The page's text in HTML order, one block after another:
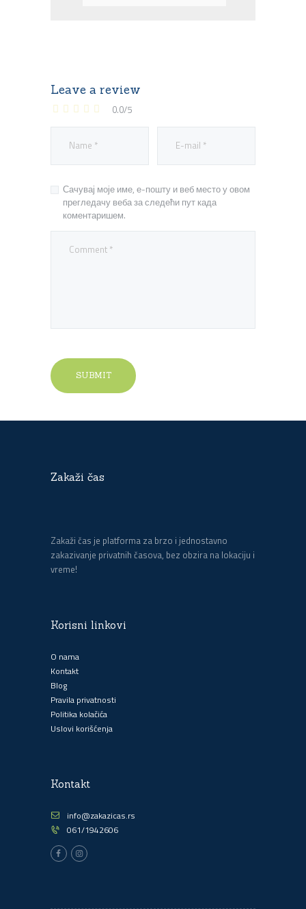
Leave a review
0.0/5
Сачувај моје име, е-пошту и веб место у овом
прегледачу веба за следећи пут када
коментаришем.
Zakaži čas
Zakaži čas je platforma za brzo i jednostavno
zakazivanje privatnih časova, bez obzira na lokaciju i
vreme!
Korisni linkovi
O nama
Kontakt
Blog
Pravila privatnosti
Politika kolačića
Uslovi korišćenja
Kontakt
info@zakazicas.rs
061/1942606